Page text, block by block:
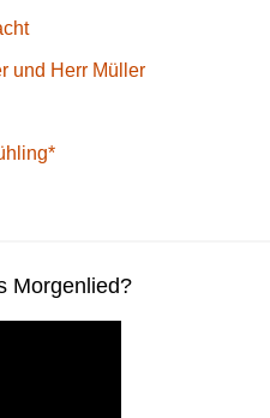
und Herr Müller
Morgenlied?